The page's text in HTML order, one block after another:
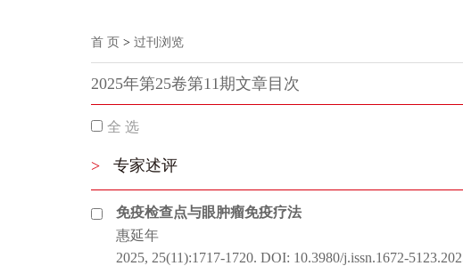
首 页 > 过刊浏览
2025年第25卷第11期文章目次
全 选
> 专家述评
免疫检查点与眼肿瘤免疫疗法
惠延年
2025, 25(11):1717-1720. DOI: 10.3980/j.issn.1672-